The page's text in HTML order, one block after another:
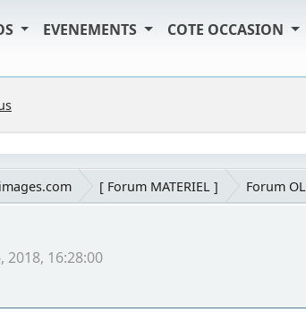
EVENEMENTS COTE OCCASION
[ Forum MATERIEL ] Forum
16:28:00